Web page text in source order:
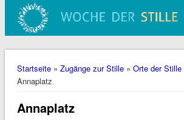
Sie sind hier
Startseite» Zugänge zur Stille» Orte der Stille
Annaplatz
Annaplatz